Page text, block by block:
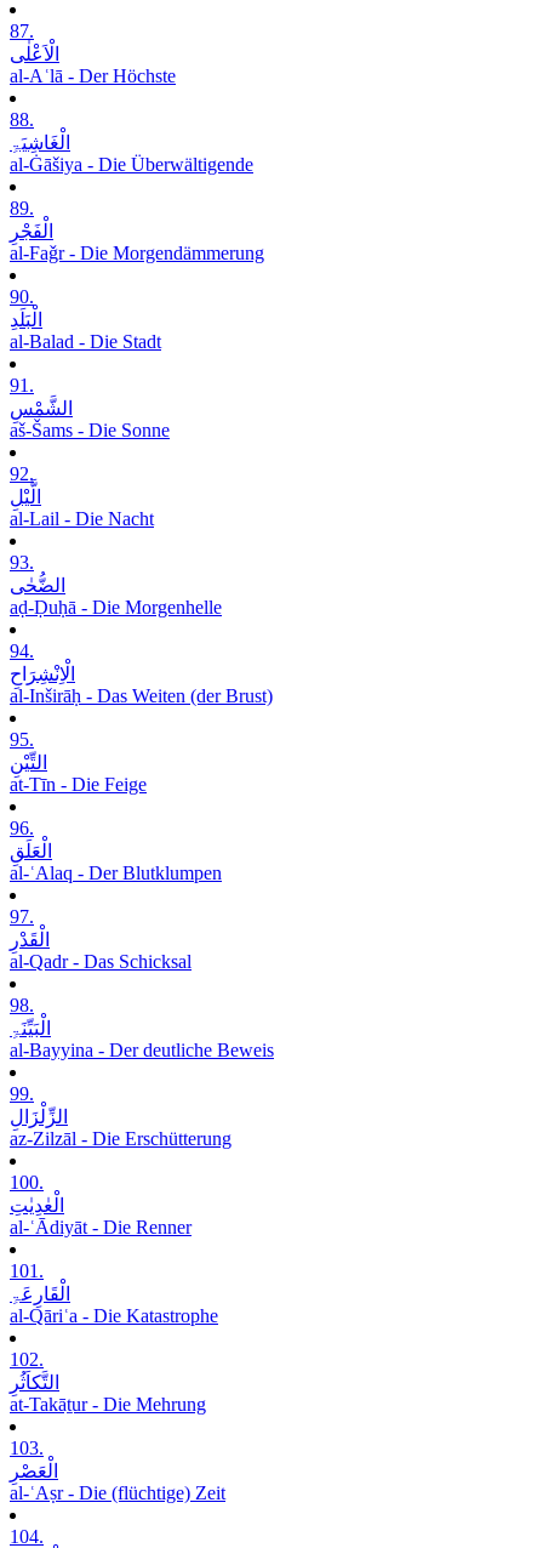
87.
الْاَعْلٰی
al-Aʿlā - Der Höchste
88.
الْغَاشِیَۃِ
al-Ġāšiya - Die Überwältigende
89.
الْفَجْرِ
al-Faǧr - Die Morgendämmerung
90.
الْبَلَدِ
al-Balad - Die Stadt
91.
الشَّمْسِ
aš-Šams - Die Sonne
92.
الَّیْلِ
al-Lail - Die Nacht
93.
الضُّحٰی
aḍ-Ḍuḥā - Die Morgenhelle
94.
الْاِنْشِرَاحِ
al-Inširāḥ - Das Weiten (der Brust)
95.
التِّیْنِ
at-Tīn - Die Feige
96.
الْعَلَقِ
al-ʿAlaq - Der Blutklumpen
97.
الْقَدْرِ
al-Qadr - Das Schicksal
98.
الْبَیِّنَۃِ
al-Bayyina - Der deutliche Beweis
99.
الزِّلْزَالِ
az-Zilzāl - Die Erschütterung
100.
الْعٰدِیٰتِ
al-ʿĀdiyāt - Die Renner
101.
الْقَارِعَۃِ
al-Qāriʿa - Die Katastrophe
102.
التَّکاَثُرِ
at-Takāṯur - Die Mehrung
103.
الْعَصْرِ
al-ʿAṣr - Die (flüchtige) Zeit
104.